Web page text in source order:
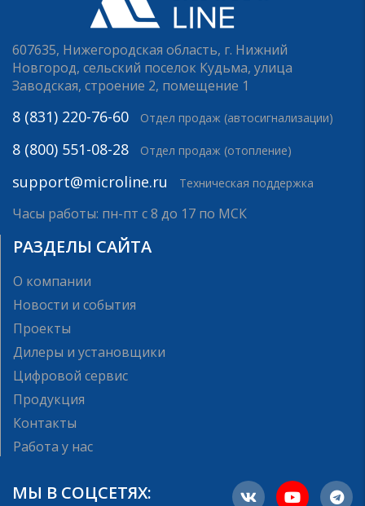
607635, Нижегородская область, г. Нижний
Новгород, сельский поселок Кудьма, улица
Заводская, строение 2, помещение 1
8 (831) 220-76-60 Отдел продаж (автосигнализации)
8 (800) 551-08-28 Отдел продаж (отопление)
support@microline.ru Техническая поддержка
Часы работы: пн-пт с 8 до 17 по МСК
РАЗДЕЛЫ САЙТА
О компании
Новости и события
Проекты
Дилеры и установщики
Цифровой сервис
Продукция
Контакты
Работа у нас
МЫ В СОЦСЕТЯХ: